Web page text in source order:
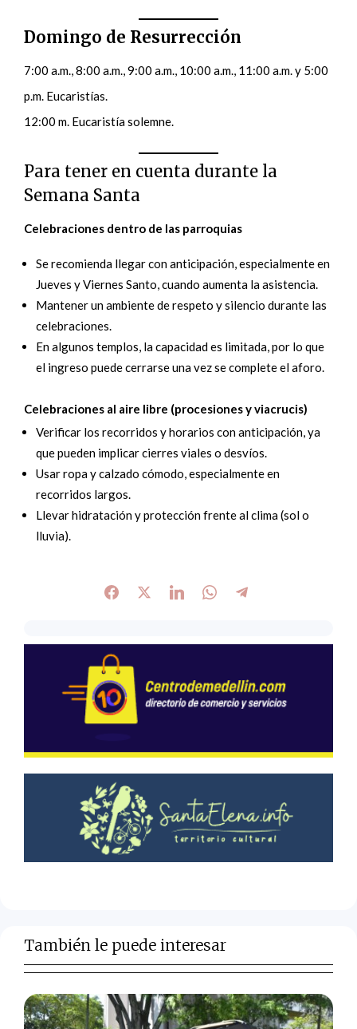
Domingo de Resurrección
7:00 a.m., 8:00 a.m., 9:00 a.m., 10:00 a.m., 11:00 a.m. y 5:00
p.m. Eucaristías.
12:00 m. Eucaristía solemne.
Para tener en cuenta durante la
Semana Santa
Celebraciones dentro de las parroquias
Se recomienda llegar con anticipación, especialmente en
Jueves y Viernes Santo, cuando aumenta la asistencia.
Mantener un ambiente de respeto y silencio durante las
celebraciones.
En algunos templos, la capacidad es limitada, por lo que
el ingreso puede cerrarse una vez se complete el aforo.
Celebraciones al aire libre (procesiones y viacrucis)
Verificar los recorridos y horarios con anticipación, ya
que pueden implicar cierres viales o desvíos.
Usar ropa y calzado cómodo, especialmente en
recorridos largos.
Llevar hidratación y protección frente al clima (sol o
lluvia).
También le puede interesar